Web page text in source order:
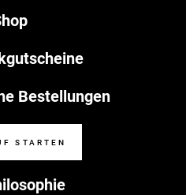
Bestellungen
STARTEN